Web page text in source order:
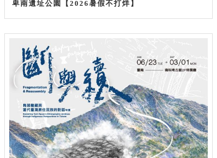
卑南遺址公園【2026暑假不打烊】